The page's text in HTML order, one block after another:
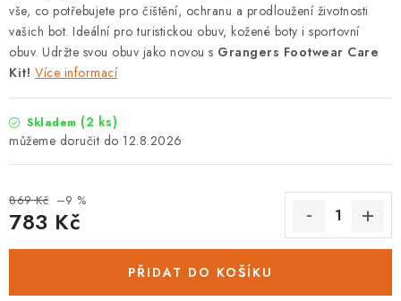
vše, co potřebujete pro čištění, ochranu a prodloužení životnosti
vašich bot. Ideální pro turistickou obuv, kožené boty i sportovní
obuv. Udržte svou obuv jako novou s Grangers Footwear Care
Kit! Více informací
Skladem (2 ks)
12.8.2026
869 Kč –9 %
783 Kč
PŘIDAT DO KOŠÍKU